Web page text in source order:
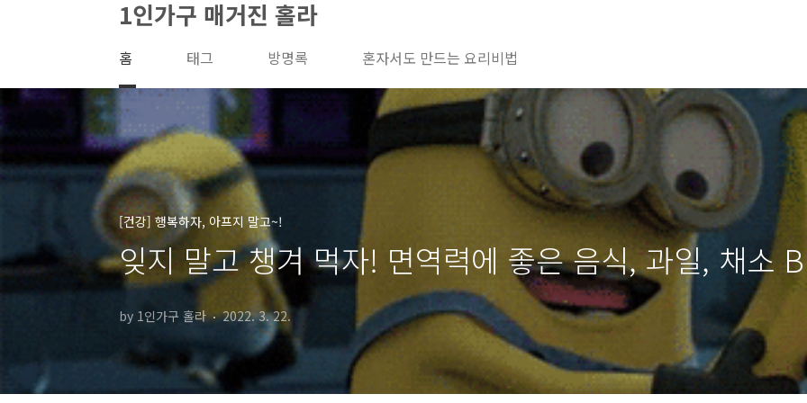
1인가구 매거진 홀라
홈 태그 방명록 혼자서도 만드는 요리비법
[건강] 행복하자, 아프지 말고~!
잊지 말고 챙겨 먹자! 면역력에 좋은 음식, 과일, 채소
by 1인가구 홀라 2022. 3. 22.